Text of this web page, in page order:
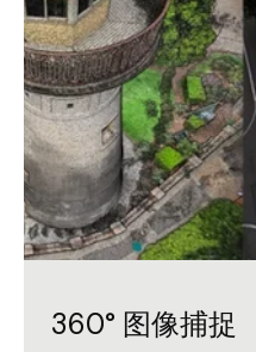
360° 图像捕捉